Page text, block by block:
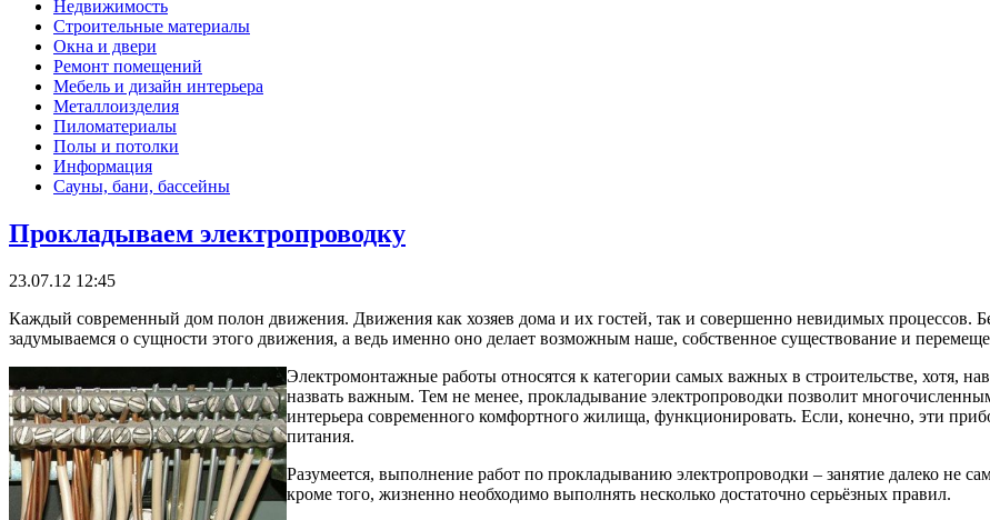
Недвижимость
Строительные материалы
Окна и двери
Ремонт помещений
Мебель и дизайн интерьера
Металлоизделия
Пиломатериалы
Полы и потолки
Информация
Сауны, бани, бассейны
Прокладываем электропроводку
23.07.12 12:45
Каждый современный дом полон движения. Движения как хозяев дома и их гостей, так и совершенно невидимых процессов.
задумываемся о сущности этого движения, а ведь именно оно делает возможным наше, собственное существование и
Электромонтажные работы относятся к категории самых важных в строительстве, хотя,
назвать важным. Тем не менее, прокладывание электропроводки позволит
интерьера современного комфортного жилища, функционировать. Если, конечно, эти
питания.
Разумеется, выполнение работ по прокладыванию электропроводки – занятие далеко не
кроме того, жизненно необходимо выполнять несколько достаточно серьёзных правил.